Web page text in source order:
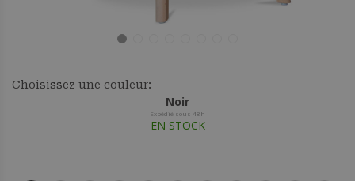
Choisissez une couleur:
Noir
Expédié sous 48h
EN STOCK